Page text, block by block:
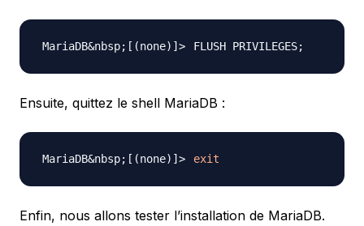
FLUSH PRIVILEGES;
Ensuite, quittez le shell MariaDB :
exit
Enfin, nous allons tester l’installation de MariaDB.